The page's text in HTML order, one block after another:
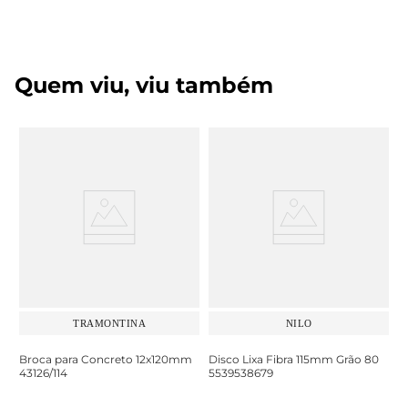
Quem viu, viu também
TRAMONTINA
Broca para Concreto 12x120mm
43126/114
NILO
Disco Lixa Fibra 115mm Grão 80
5539538679